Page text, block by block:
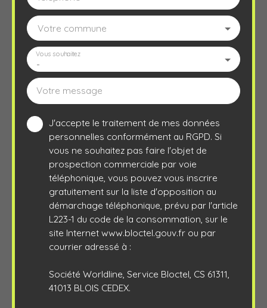
Votre commune
-
Vous souhaitez
Votre message
J'accepte le traitement de mes données
personnelles conformément au RGPD. Si
vous ne souhaitez pas faire l'objet de
prospection commerciale par voie
téléphonique, vous pouvez vous inscrire
gratuitement sur la liste d'opposition au
démarchage téléphonique, prévu par l'article
L223-1 du code de la consommation, sur le
site Internet www.bloctel.gouv.fr ou par
courrier adressé à :
Société Worldline, Service Bloctel, CS 61311,
41013 BLOIS CEDEX.